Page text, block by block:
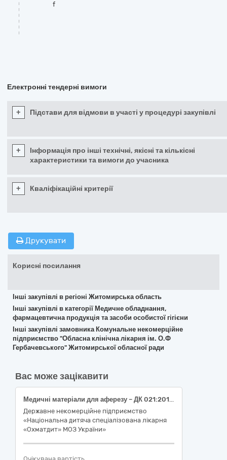
f
Електронні тендерні вимоги
+ Підстави для відмови в участі у процедурі закупівлі
+
Інформація про інші технічні, якісні та кількісні
характеристики та вимоги до учасника
+ Кваліфікаційні критерії
Друкувати
Корисні посилання
Інші закупівлі в регіоні Житомирська область
Інші закупівлі в категорії Медичне обладнання,
фармацевтична продукція та засоби особистої гігієни
Інші закупівлі замовника Комунальне некомерційне
підприємство "Обласна клінічна лікарня ім. О.Ф
Гербачевського" Житомирської обласної ради
Вас може зацікавити
Медичні матеріали для аферезу – ДК 021:2015 – 33140000-3 - Медичні матеріали (Комплект для екстракорпорального фотоферезу MacoGenic G2 та Система для колекції НMHK Spectra Optia – ДК 021:2015 – 33141600-6 Контейнери та пакети для забору матеріалу для аналізів, дренажі та комплекти, код НК 024:2023 – 58091 — Набір для аферезу, код НК 031:2024 – B030199 — Пристрої для збору проб під час аферезу – інше; Пластиковий контейнер з розчином антикоагулянту АЦД-А (ACD-A) – ДК 021:2015 33141530-4 - Коагулянти крові, код НК 024:2023 – 46812 — Розчин для консервування крові, що містить антикоагулянт, код НК 031:2024 – B030104 Пристрої для збору багатьох компонентів крові під час аферезу)
Державне некомерційне підприємство
«Національна дитяча спеціалізована лікарня
«Охматдит» МОЗ України»